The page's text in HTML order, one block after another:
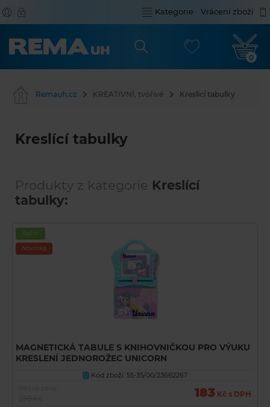
Kategorie Vrácení zboží
0
Remauh.cz KREATIVNÍ, tvořivé Kreslící tabulky
Kreslící tabulky
Produkty z kategorie Kreslící
tabulky:
Akční
Novinka
MAGNETICKÁ TABULE S KNIHOVNIČKOU PRO VÝUKU
KRESLENÍ JEDNOROŽEC UNICORN
U
Kód zboží: 55-35/00/23682267
183 Kč s DPH